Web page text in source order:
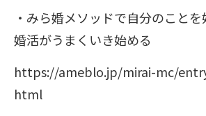
・みら婚メソッドで自分のこと
婚活がうまくいき始める
https://ameblo.jp/mirai-mc/
html